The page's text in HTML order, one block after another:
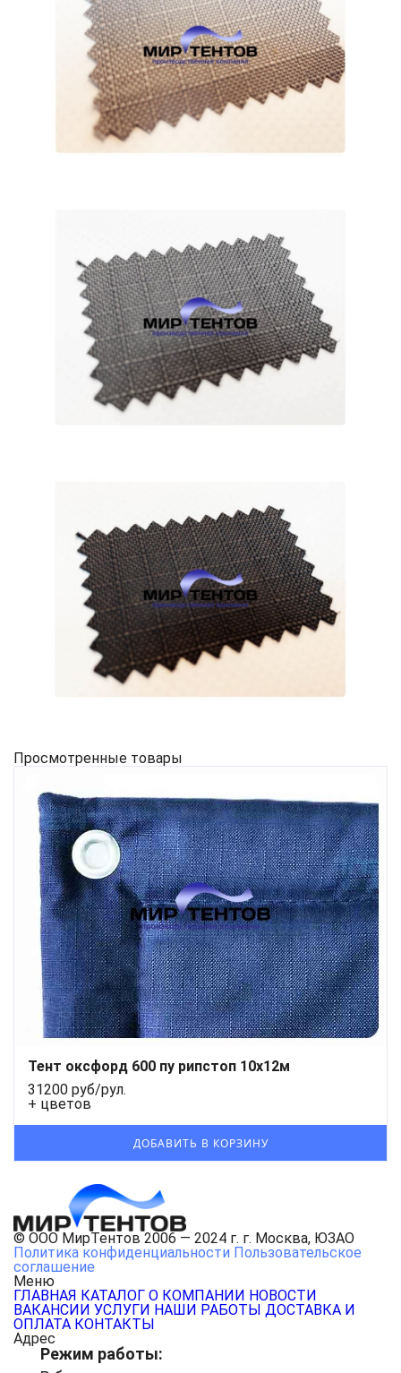
Просмотренные товары
Тент оксфорд 600 пу рипстоп 10х12м
31200 руб/рул.
+ цветов
© ООО МирТентов 2006 — 2024 г. г. Москва, ЮЗАО
Политика конфиденциальности Пользовательское
соглашение
Меню
ГЛАВНАЯ КАТАЛОГ О КОМПАНИИ НОВОСТИ
ВАКАНСИИ УСЛУГИ НАШИ РАБОТЫ ДОСТАВКА И
ОПЛАТА КОНТАКТЫ
Адрес
Режим работы: